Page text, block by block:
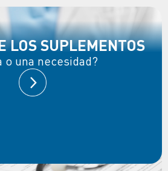
LOS SUPLEMENTOS
o una necesidad?